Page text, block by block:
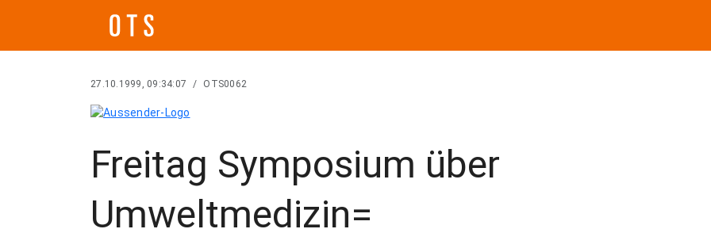
27.10.1999, 09:34:07 / OTS0062
Freitag Symposium über
Umweltmedizin=